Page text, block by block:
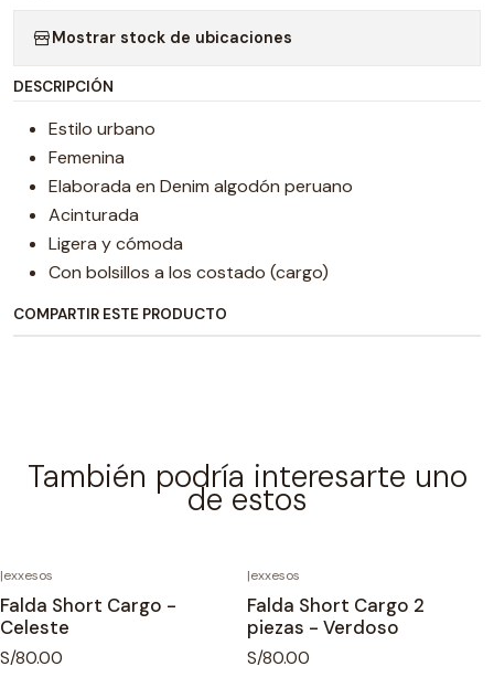
Mostrar stock de ubicaciones
DESCRIPCIÓN
Estilo urbano
Femenina
Elaborada en Denim algodón peruano
Acinturada
Ligera y cómoda
Con bolsillos a los costado (cargo)
COMPARTIR ESTE PRODUCTO
También podría interesarte uno
de estos
|exxesos
Falda Short Cargo -
Celeste
S/80.00
|exxesos
Falda Short Cargo 2
piezas - Verdoso
S/80.00